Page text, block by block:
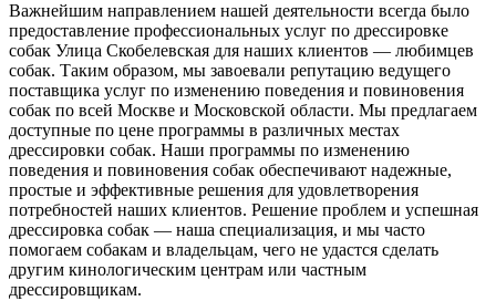
Важнейшим направлением нашей деятельности всегда было
предоставление профессиональных услуг по дрессировке
собак Улица Скобелевская для наших клиентов — любимцев
собак. Таким образом, мы завоевали репутацию ведущего
поставщика услуг по изменению поведения и повиновения
собак по всей Москве и Московской области. Мы предлагаем
доступные по цене программы в различных местах
дрессировки собак. Наши программы по изменению
поведения и повиновения собак обеспечивают надежные,
простые и эффективные решения для удовлетворения
потребностей наших клиентов. Решение проблем и успешная
дрессировка собак — наша специализация, и мы часто
помогаем собакам и владельцам, чего не удастся сделать
другим кинологическим центрам или частным
дрессировщикам.